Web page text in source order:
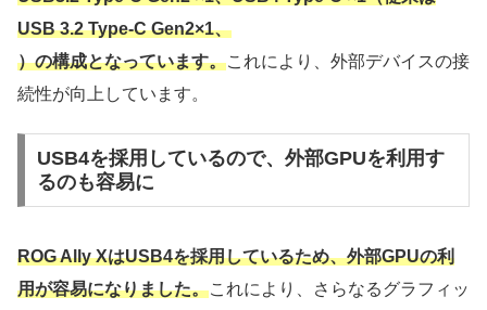
USB 3.2 Type-C Gen2×1、
）の構成となっています。これにより、外部デバイスの接
続性が向上しています。
USB4を採用しているので、外部GPUを利用す
るのも容易に
ROG Ally XはUSB4を採用しているため、外部GPUの利
用が容易になりました。これにより、さらなるグラフィッ